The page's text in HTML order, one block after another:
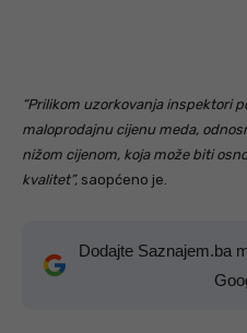
“Prilikom uzorkovanja inspektori
maloprodajnu cijenu meda,
nižom cijenom, koja može biti
kvalitet”, saopćeno je.
Dodajte Saznajem.ba